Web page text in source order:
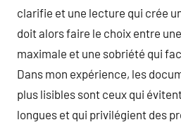
clarifie et une lecture qui crée
doit alors faire le choix entre
maximale et une sobriété qui
Dans mon expérience, les
plus lisibles sont ceux qui
longues et qui privilégient des